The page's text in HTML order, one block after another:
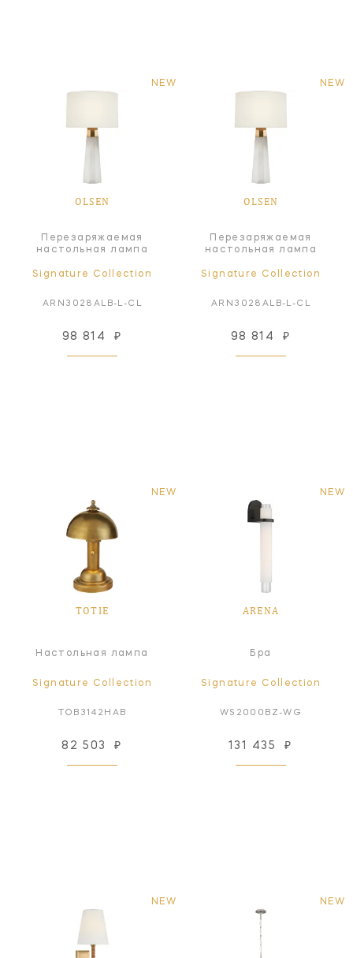
NEW
OLSEN
Перезаряжаемая
настольная лампа
Signature Collection
ARN3028ALB-L-CL
98 814 ₽
NEW
OLSEN
Перезаряжаемая
настольная лампа
Signature Collection
ARN3028ALB-L-CL
98 814 ₽
NEW
TOTIE
Настольная лампа
Signature Collection
TOB3142HAB
82 503 ₽
NEW
ARENA
Бра
Signature Collection
WS2000BZ-WG
131 435 ₽
NEW NEW